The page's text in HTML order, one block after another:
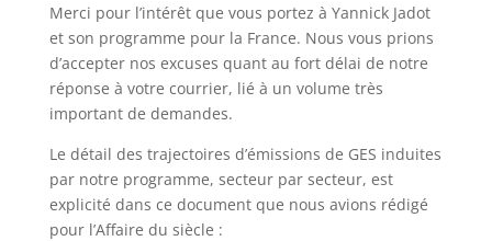
Merci pour l’intérêt que vous portez à Yannick Jadot
et son programme pour la France. Nous vous prions
d’accepter nos excuses quant au fort délai de notre
réponse à votre courrier, lié à un volume très
important de demandes.
Le détail des trajectoires d’émissions de GES induites
par notre programme, secteur par secteur, est
explicité dans ce document que nous avions rédigé
pour l’Affaire du siècle :